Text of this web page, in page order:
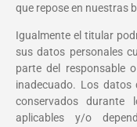
que repose en nuestras
Igualmente el titular
sus datos personales
parte del responsable
inadecuado. Los
conservados
aplicables y/o